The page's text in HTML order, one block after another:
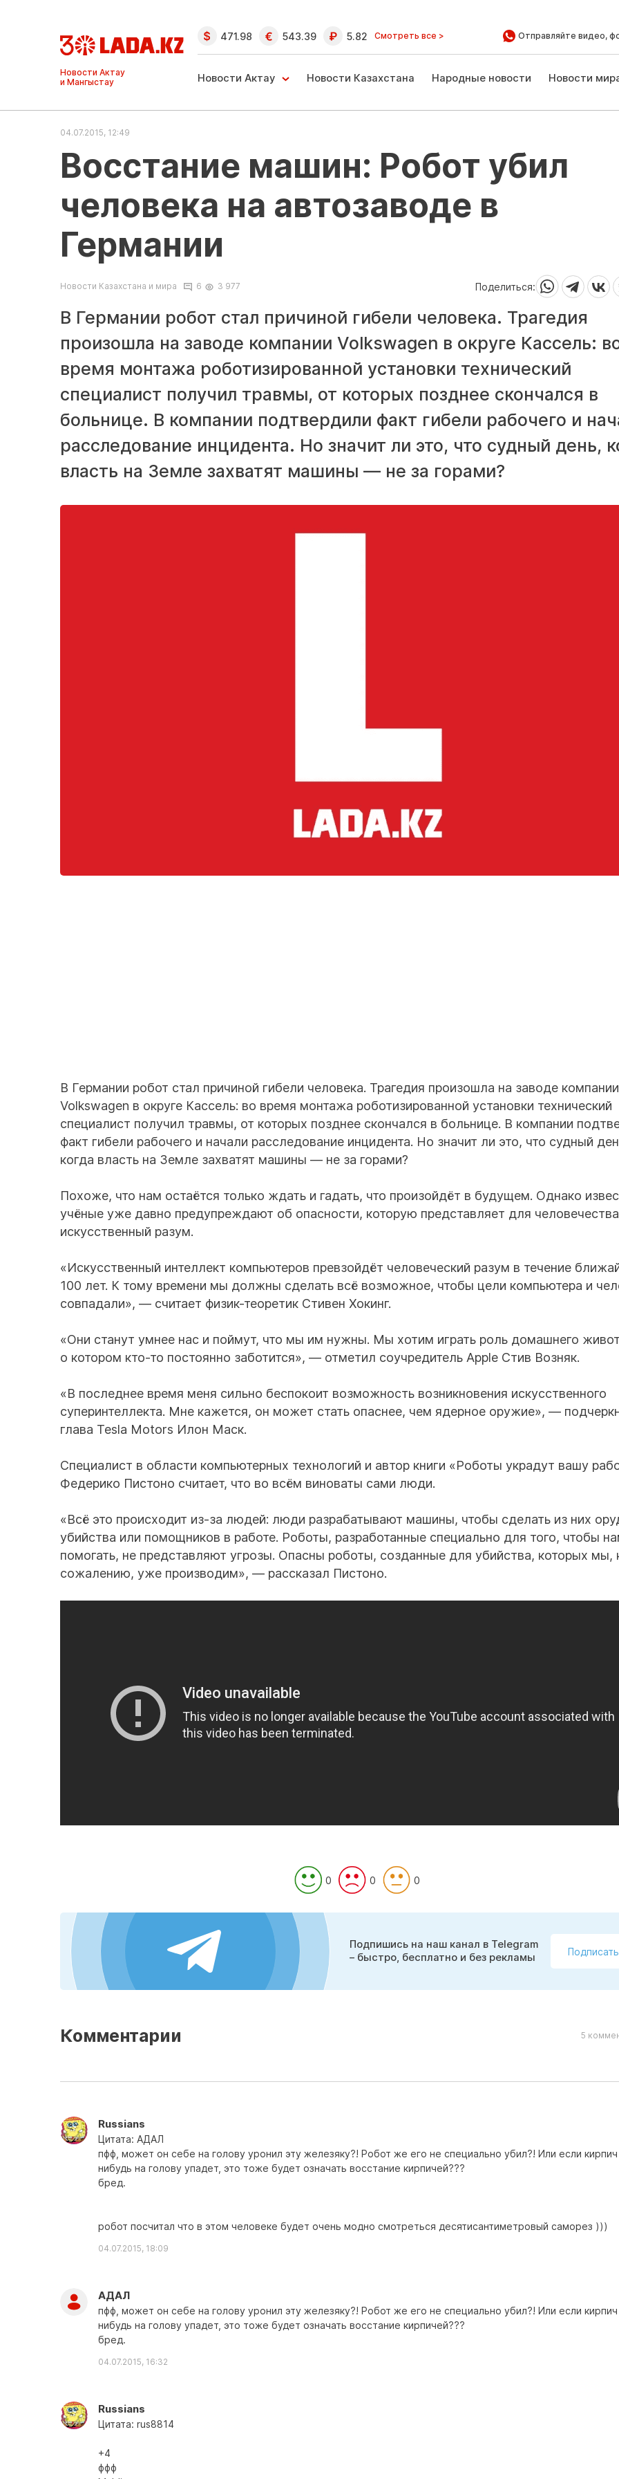
Ақтау және
Манғыстау
жаңалықтары
471.98 543.39 5.82 Смотреть все > Отправляйте видео,
Новости Актау Новости Казахстана Народные новости Новости
04.07.2015, 12:49
Восстание машин: Робот убил
человека на автозаводе в
Германии
Новости Казахстана и мира 6 3 977 Поделиться:
В Германии робот стал причиной гибели человека. Трагедия
произошла на заводе компании Volkswagen в округе Кассель:
время монтажа роботизированной установки технический
специалист получил травмы, от которых позднее скончался в
больнице. В компании подтвердили факт гибели рабочего и
расследование инцидента. Но значит ли это, что судный день,
власть на Земле захватят машины — не за горами?
В Германии робот стал причиной гибели человека. Трагедия произошла на заводе компании
Volkswagen в округе Кассель: во время монтажа роботизированной установки технический
специалист получил травмы, от которых позднее скончался в больнице. В компании
факт гибели рабочего и начали расследование инцидента. Но значит ли это, что судный
когда власть на Земле захватят машины — не за горами?
Похоже, что нам остаётся только ждать и гадать, что произойдёт в будущем. Однако
учёные уже давно предупреждают об опасности, которую представляет для человечества
искусственный разум.
«Искусственный интеллект компьютеров превзойдёт человеческий разум в течение
100 лет. К тому времени мы должны сделать всё возможное, чтобы цели компьютера и
совпадали», — считает физик-теоретик Стивен Хокинг.
«Они станут умнее нас и поймут, что мы им нужны. Мы хотим играть роль домашнего
о котором кто-то постоянно заботится», — отметил соучредитель Apple Стив Возняк.
«В последнее время меня сильно беспокоит возможность возникновения искусственного
суперинтеллекта. Мне кажется, он может стать опаснее, чем ядерное оружие», —
глава Tesla Motors Илон Маск.
Специалист в области компьютерных технологий и автор книги «Роботы украдут вашу
Федерико Пистоно считает, что во всём виноваты сами люди.
«Всё это происходит из-за людей: люди разрабатывают машины, чтобы сделать из них
убийства или помощников в работе. Роботы, разработанные специально для того, чтобы
помогать, не представляют угрозы. Опасны роботы, созданные для убийства, которых мы,
сожалению, уже производим», — рассказал Пистоно.
0 0 0
Подпишись на наш канал в Telegram
– быстро, бесплатно и без рекламы
Комментарии 5
Russians
Цитата: АДАЛ
пфф, может он себе на голову уронил эту железяку?! Робот же его не специально убил?! Или если
нибудь на голову упадет, это тоже будет означать восстание кирпичей???
бред.
робот посчитал что в этом человеке будет очень модно смотреться десятисантиметровый саморез )))
04.07.2015, 18:09
АДАЛ
пфф, может он себе на голову уронил эту железяку?! Робот же его не специально убил?! Или если
нибудь на голову упадет, это тоже будет означать восстание кирпичей???
бред.
04.07.2015, 16:32
Russians
Цитата: rus8814
+4
ффф